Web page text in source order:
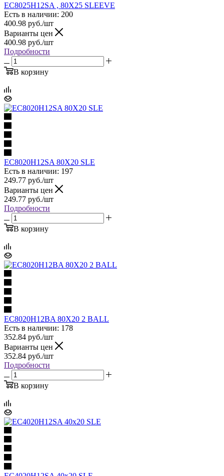
EC8025H12SA , 80X25 SLEEVE
Есть в наличии: 200
400.98 руб./шт
Варианты цен
400.98 руб./шт
Подробности
В корзину
EC8020H12SA 80X20 SLE
Есть в наличии: 197
249.77 руб./шт
Варианты цен
249.77 руб./шт
Подробности
В корзину
EC8020H12BA 80X20 2 BALL
Есть в наличии: 178
352.84 руб./шт
Варианты цен
352.84 руб./шт
Подробности
В корзину